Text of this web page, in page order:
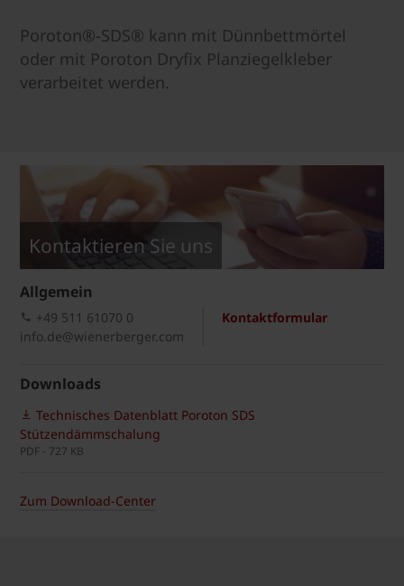
Poroton®-SDS® kann mit Dünnbettmörtel
oder mit Poroton Dryfix Planziegelkleber
verarbeitet werden.
Kontaktieren Sie uns
Allgemein
Kontaktformular
+49 511 61070 0
info.de@wienerberger.com
Downloads
Technisches Datenblatt Poroton SDS
Stützendämmschalung
PDF - 727 KB
Zum Download-Center